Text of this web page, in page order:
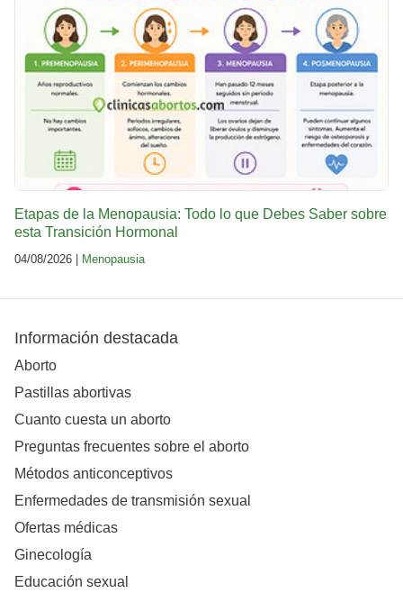
Etapas de la Menopausia: Todo lo que Debes Saber sobre
esta Transición Hormonal
04/08/2026 | Menopausia
Información destacada
Aborto
Pastillas abortivas
Cuanto cuesta un aborto
Preguntas frecuentes sobre el aborto
Métodos anticonceptivos
Enfermedades de transmisión sexual
Ofertas médicas
Ginecología
Educación sexual